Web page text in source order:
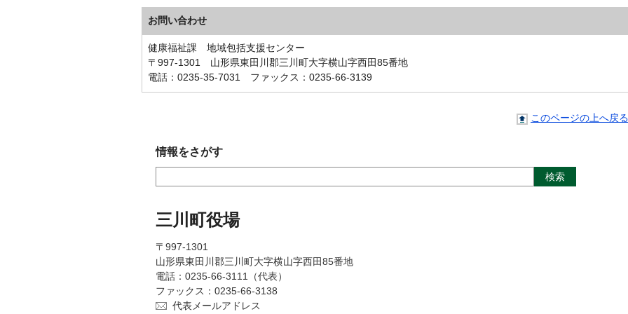
お問い合わせ
健康福祉課 地域包括支援センター
〒997-1301 山形県東田川郡三川町大字横山字西田85番地
電話：0235-35-7031 ファックス：0235-66-3139
このページの上へ戻る
情報をさがす
三川町役場
〒997-1301
山形県東田川郡三川町大字横山字西田85番地
電話：0235-66-3111（代表）
ファックス：0235-66-3138
代表メールアドレス